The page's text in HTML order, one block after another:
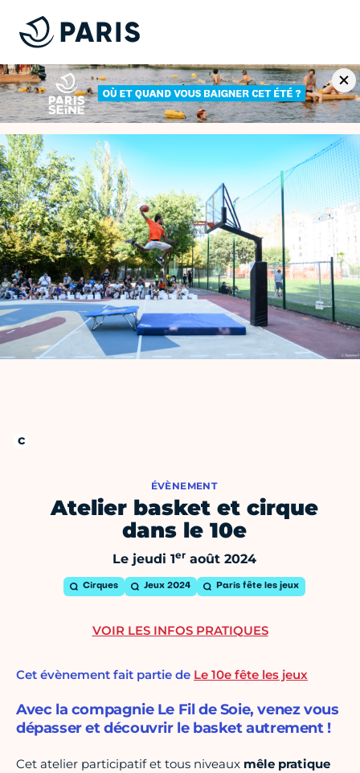
ÉVÈNEMENT
Atelier basket et cirque
dans le 10e
Le jeudi 1eraoût 2024
Cirques Jeux 2024 Paris fête les jeux
Cet évènement fait partie de Le 10e fête les jeux
Avec la compagnie Le Fil de Soie, venez vous
dépasser et découvrir le basket autrement !
Cet atelier participatif et tous niveaux mêle pratique
VOIR LES INFOS PRATIQUES